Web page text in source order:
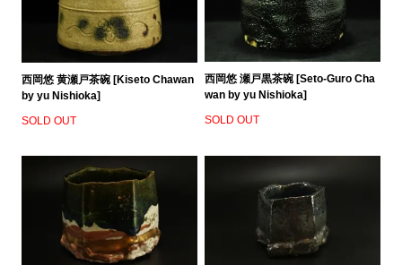
西岡悠 黄瀬戸茶碗 [Kiseto Chawan
by yu Nishioka]
SOLD OUT
西岡悠 瀬戸黒茶碗 [Seto-Guro Cha
wan by yu Nishioka]
SOLD OUT